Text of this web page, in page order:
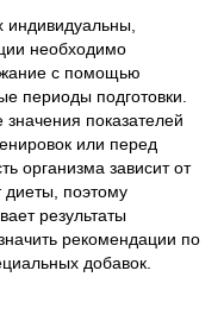
индивидуальны,
необходимо
с помощью
периоды подготовки.
показателей
или перед
организма зависит от
диеты, поэтому
результаты
рекомендации по
добавок.